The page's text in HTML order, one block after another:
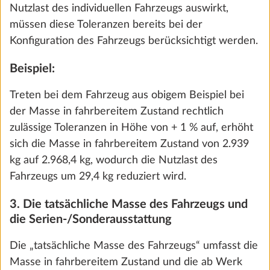
Hinzufügen
Gas-Außensteckdose Mehr
Hinzufügen
jedoch nicht. Allerdings ist die Anzahl der
Schlafplätze bei Wohnwagen maßgeblich für die
Berechnung der sog. Mindest-Nutzlast (vgl. Ziffer
5.).
5. Die Nutzlast und die Mindest-Nutzlast
Die „Nutzlast“ bezeichnet bei Wohnmobilen und
Kastenwagen den Unterschied zwischen der
technisch zulässigen Gesamtmasse in beladenem
Zustand und der Masse in fahrbereitem Zustand,
erhöht um die Masse der Mitfahrer und die Masse
der Sonderausstattung.
Bei Wohnwagen berechnet sich die Nutzlast, indem
von der technisch zulässigen Gesamtmasse die
Masse in fahrbereitem Zustand und die Masse der